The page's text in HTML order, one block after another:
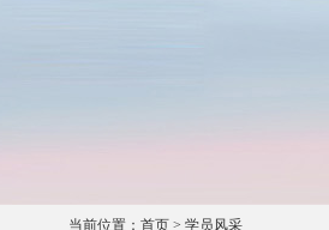
当前位置： 首页 > 学员风采